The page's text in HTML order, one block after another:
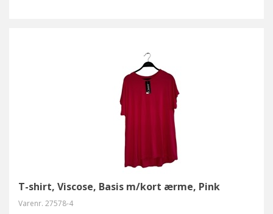
T-shirt, Viscose, Basis m/kort ærme, Pink
Varenr. 27578-4